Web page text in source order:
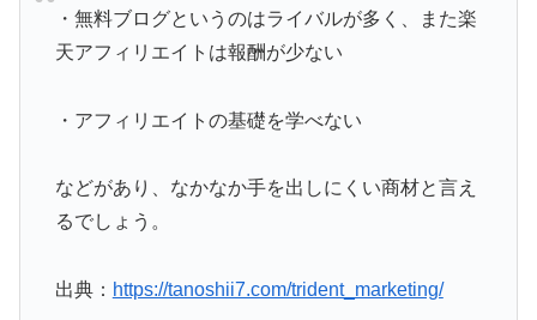
・無料ブログというのはライバルが多く、また楽
天アフィリエイトは報酬が少ない
・アフィリエイトの基礎を学べない
などがあり、なかなか手を出しにくい商材と言え
るでしょう。
出典： https://tanoshii7.com/trident_marketing/